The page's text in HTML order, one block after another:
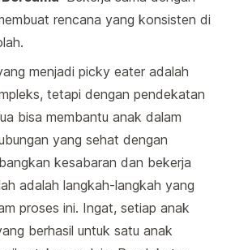
rencana yang konsisten di
menjadi picky eater adalah
tetapi dengan pendekatan
bisa membantu anak dalam
yang sehat dengan
kesabaran dan bekerja
adalah langkah-langkah yang
proses ini. Ingat, setiap anak
berhasil untuk satu anak